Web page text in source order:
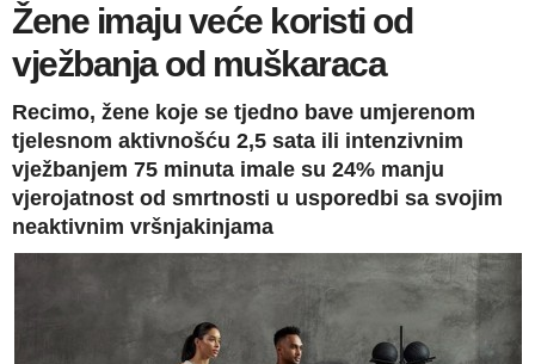
Žene imaju veće koristi od
vježbanja od muškaraca
Recimo, žene koje se tjedno bave umjerenom
tjelesnom aktivnošću 2,5 sata ili intenzivnim
vježbanjem 75 minuta imale su 24% manju
vjerojatnost od smrtnosti u usporedbi sa svojim
neaktivnim vršnjakinjama